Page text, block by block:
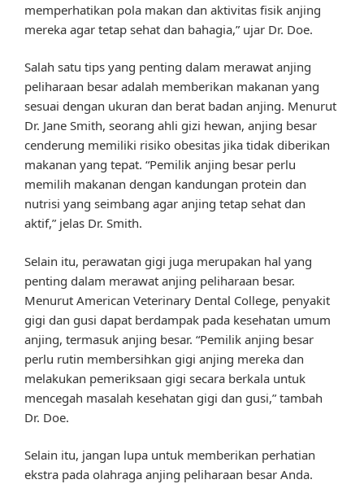
memperhatikan pola makan dan aktivitas fisik anjing
mereka agar tetap sehat dan bahagia,” ujar Dr. Doe.
Salah satu tips yang penting dalam merawat anjing
peliharaan besar adalah memberikan makanan yang
sesuai dengan ukuran dan berat badan anjing. Menurut
Dr. Jane Smith, seorang ahli gizi hewan, anjing besar
cenderung memiliki risiko obesitas jika tidak diberikan
makanan yang tepat. “Pemilik anjing besar perlu
memilih makanan dengan kandungan protein dan
nutrisi yang seimbang agar anjing tetap sehat dan
aktif,” jelas Dr. Smith.
Selain itu, perawatan gigi juga merupakan hal yang
penting dalam merawat anjing peliharaan besar.
Menurut American Veterinary Dental College, penyakit
gigi dan gusi dapat berdampak pada kesehatan umum
anjing, termasuk anjing besar. “Pemilik anjing besar
perlu rutin membersihkan gigi anjing mereka dan
melakukan pemeriksaan gigi secara berkala untuk
mencegah masalah kesehatan gigi dan gusi,” tambah
Dr. Doe.
Selain itu, jangan lupa untuk memberikan perhatian
ekstra pada olahraga anjing peliharaan besar Anda.